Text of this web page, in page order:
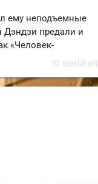
ему неподъемные
Дэндзи предали и
«Человек-
© world-art